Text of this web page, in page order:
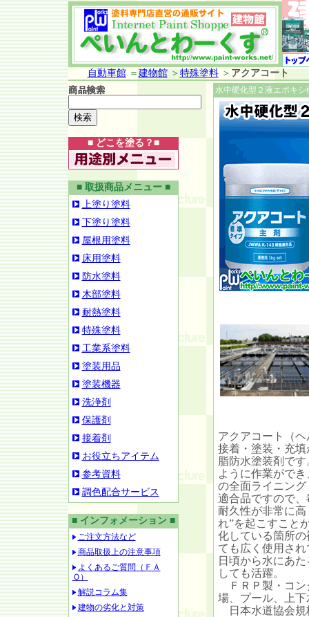
自動車館＝ 建物館＞ 特殊塗料＞ アクアコート
■ どこを塗る？■
■ 取扱商品メニュー ■
上塗り塗料
下塗り塗料
屋根用塗料
床用塗料
防水塗料
木部塗料
耐熱塗料
特殊塗料
工業系塗料
塗装用品
塗装機器
洗浄剤
保護剤
接着剤
お役立ちアイテム
参考資料
調色配合サービス
■ インフォメーション ■
ご注文方法など
商品取扱上の注意事項
よくあるご質問（ＦＡ
Ｑ）
解説コラム集
建物の劣化と対策
水中硬化型２液エポキシ
アクアコート（
接着・塗装・充
脂防水塗装剤で
ように作業がで
の全面ライニン
適合品ですので
耐久性が非常に高
れ”を起こすこと
化している箇所
ても広く使用さ
日頃から水にあ
しても活躍。
ＦＲＰ製・コン
場、プール、上
日本水道協会規